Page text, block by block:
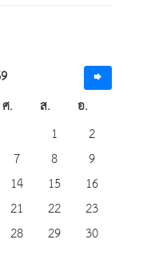
ศ. ส.
อ.
1
2
7 8
9
14 15
16
21 22
23
28 29
30